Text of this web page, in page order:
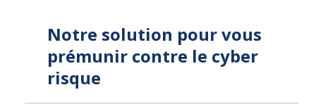
Notre solution pour vous
prémunir contre le cyber
risque